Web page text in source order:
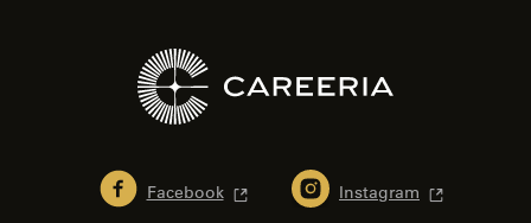
Facebook Instagram